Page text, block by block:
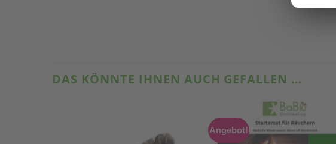
DAS KÖNNTE IHNEN AUCH GEFALLEN …
Angebot!